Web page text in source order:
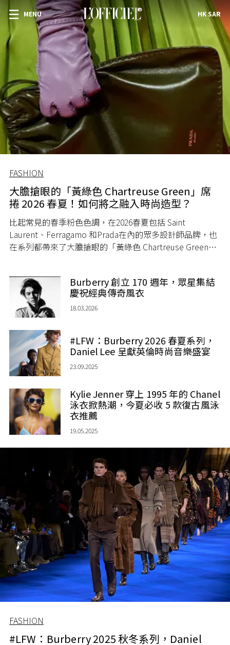
MENU HK SAR
FASHION
大膽搶眼的「黃綠色 Chartreuse Green」席
捲 2026 春夏！如何將之融入時尚造型？
比起常見的春季粉色色調，在2026春夏包括 Saint
Laurent、Ferragamo 和Prada在內的眾多設計師品牌，也
在系列都帶來了大膽搶眼的「黃綠色 Chartreuse Green」
Burberry 創立 170 週年，眾星集結
慶祝經典傳奇風衣
18.03.2026
#LFW：Burberry 2026 春夏系列，
Daniel Lee 呈獻英倫時尚音樂盛宴
23.09.2025
Kylie Jenner 穿上 1995 年的 Chanel
泳衣掀熱潮，今夏必收 5 款復古風泳
衣推薦
19.05.2025
FASHION
#LFW：Burberry 2025 秋冬系列，Daniel